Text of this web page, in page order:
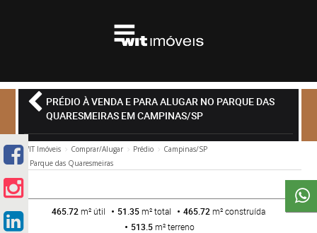
PRÉDIO À VENDA E PARA ALUGAR NO PARQUE DAS
QUARESMEIRAS EM CAMPINAS/SP
WIT Imóveis Comprar/Alugar Prédio
Campinas/SP
Parque das Quaresmeiras
465.72 m² útil 51.35m² total 465.72 m² construída
513.5m² terreno